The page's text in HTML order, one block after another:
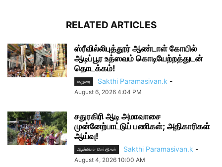
RELATED ARTICLES
ஸ்ரீவில்லிபுத்தூர் ஆண்டாள் கோயில்
ஆடிப்பூர உத்ஸவம் கொடியேற்றத்துடன்
தொடக்கம்!
மதுரை Sakthi Paramasivan.k -
August 6, 2026 4:04 PM
சதுரகிரி ஆடி அமாவாசை
முன்னேற்பாட்டுப் பணிகள்; அதிகாரிகள்
ஆய்வு!
ஆன்மிகச் செய்திகள் Sakthi Paramasivan.k -
August 4, 2026 10:00 AM